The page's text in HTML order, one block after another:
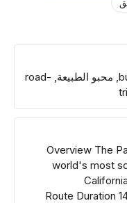
budget-travelers, food-enthusiasts, محبو الطبيعة, road-
Overview The
world's most
Route Duration